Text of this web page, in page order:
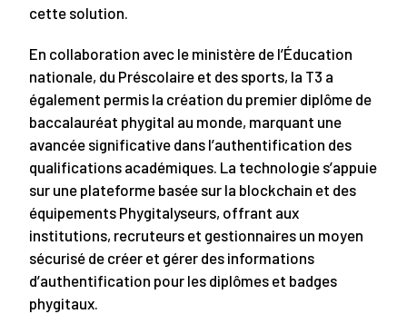
cette solution.
En collaboration avec le ministère de l’Éducation
nationale, du Préscolaire et des sports, la T3 a
également permis la création du premier diplôme de
baccalauréat phygital au monde, marquant une
avancée significative dans l’authentification des
qualifications académiques. La technologie s’appuie
sur une plateforme basée sur la blockchain et des
équipements Phygitalyseurs, offrant aux
institutions, recruteurs et gestionnaires un moyen
sécurisé de créer et gérer des informations
d’authentification pour les diplômes et badges
phygitaux.